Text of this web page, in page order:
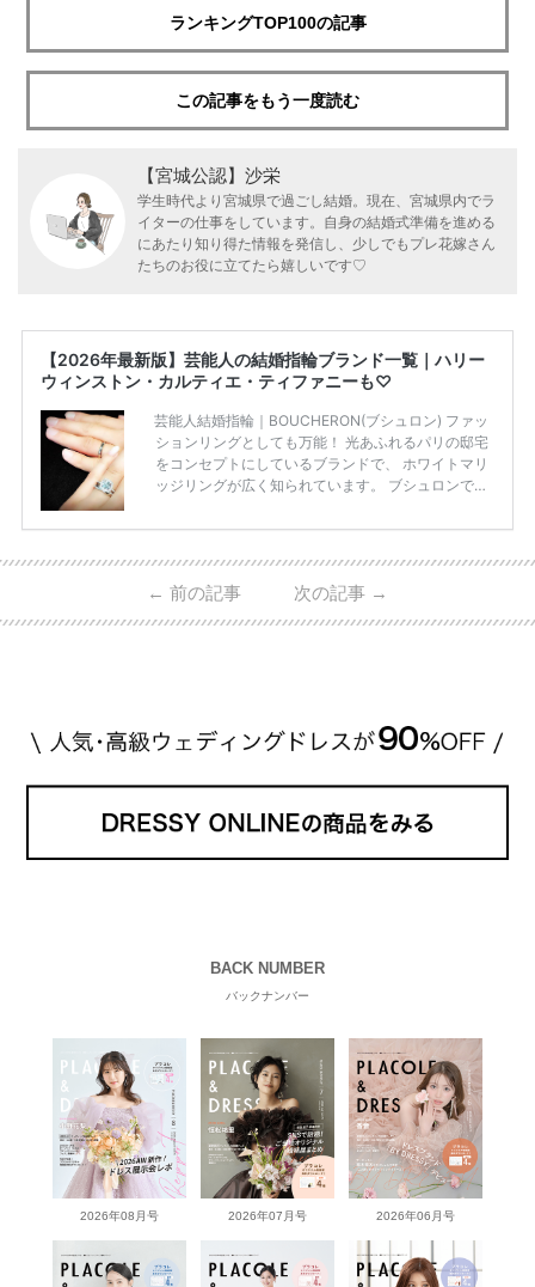
ランキングTOP100の記事
この記事をもう一度読む
【宮城公認】沙栄
学生時代より宮城県で過ごし結婚。現在、宮城県内でラ
イターの仕事をしています。自身の結婚式準備を進める
にあたり知り得た情報を発信し、少しでもプレ花嫁さん
たちのお役に立てたら嬉しいです♡
【2026年最新版】芸能人の結婚指輪ブランド一覧｜ハリー
ウィンストン・カルティエ・ティファニーも♡
芸能人結婚指輪｜BOUCHERON(ブシュロン) ファッ
ションリングとしても万能！ 光あふれるパリの邸宅
をコンセプトにしているブランドで、 ホワイトマリ
ッジリングが広く知られています。 ブシュロンで特
ング」は、 小栗さんと山田さんが結婚指輪に選ばれ
なので、 とても人気となっているのです。 その相場
は、10～30万円ほどとなっています。 小栗旬さん・
← 前の記事 次の記事 →
BACK NUMBER
バックナンバー
2026年08月号 2026年07月号 2026年06月号